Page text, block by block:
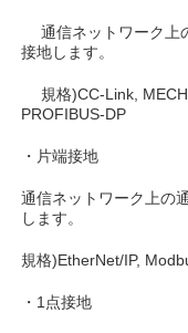
通信ネットワーク上
接地します。
規格)CC-Link,
PROFIBUS-DP
・片端接地
通信ネットワーク上の
します。
規格)EtherNet/IP,
・1点接地